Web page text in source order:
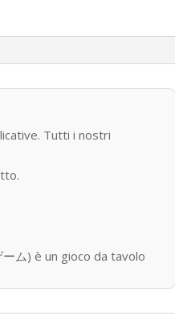
Tutti i nostri
ム) è un gioco da tavolo